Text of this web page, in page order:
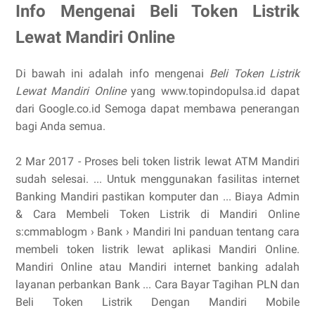
Info Mengenai Beli Token Listrik
Lewat Mandiri Online
Di bawah ini adalah info mengenai Beli Token Listrik
Lewat Mandiri Onlineyang www.topindopulsa.id dapat
dari Google.co.id Semoga dapat membawa penerangan
bagi Anda semua.
2 Mar 2017 - Proses beli token listrik lewat ATM Mandiri
sudah selesai. ... Untuk menggunakan fasilitas internet
Banking Mandiri pastikan komputer dan ... Biaya Admin
& Cara Membeli Token Listrik di Mandiri Online
s:cmmablogm › Bank › Mandiri Ini panduan tentang cara
membeli token listrik lewat aplikasi Mandiri Online.
Mandiri Online atau Mandiri internet banking adalah
layanan perbankan Bank ... Cara Bayar Tagihan PLN dan
Beli Token Listrik Dengan Mandiri Mobile